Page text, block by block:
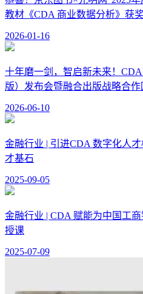
教材《CDA 商业数据分析》获奖
2026-01-16
十年磨一剑，智启新未来！
版）发布会暨融合出版战略合
2026-06-10
金融行业 | 引进CDA 数字化人
才基石
2025-09-05
金融行业 | CDA 赋能为中国工
授课
2025-07-09